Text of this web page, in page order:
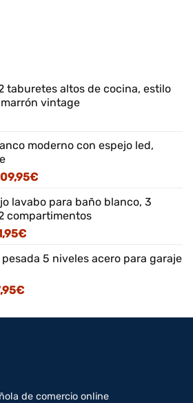
taburetes altos de cocina, estilo
vintage
moderno con espejo led,
€El
actual
es:
lavabo para baño blanco, 3
compartimentos
€El
actual5 niveles acero para garaje
€El
actual
de comercio online